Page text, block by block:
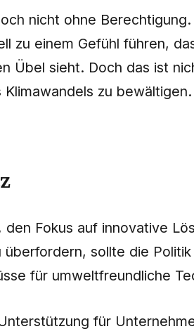
nicht ohne
zu einem Gefühl führen,
Übel sieht. Doch das ist
zu bewältigen.
den Fokus auf innovative
sollte die
für umweltfreundliche
für